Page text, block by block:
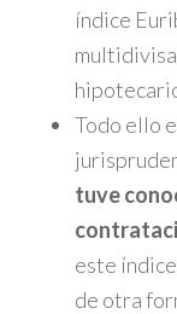
índice
Todo ello
tuve
este
de otra